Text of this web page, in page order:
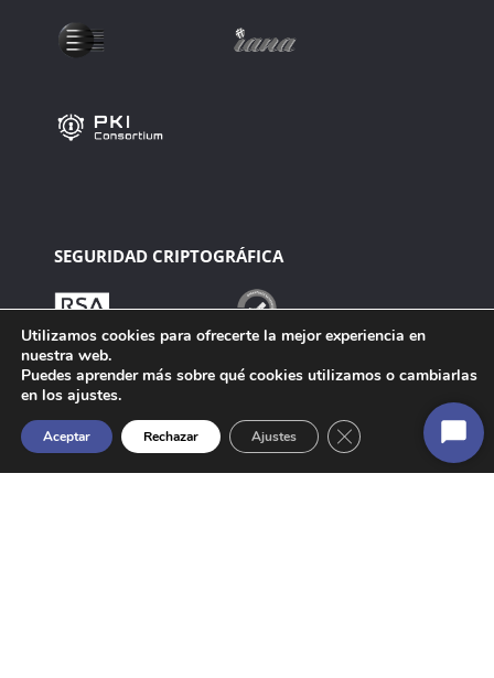
SEGURIDAD CRIPTOGRÁFICA
Utilizamos cookies para ofrecerte la mejor experiencia en
nuestra web.
Puedes aprender más sobre qué cookies utilizamos o cambiarlas
en los ajustes.
Aceptar Rechazar Ajustes Cerrar el banner de
chat